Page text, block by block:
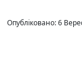
Опубліковано: 6